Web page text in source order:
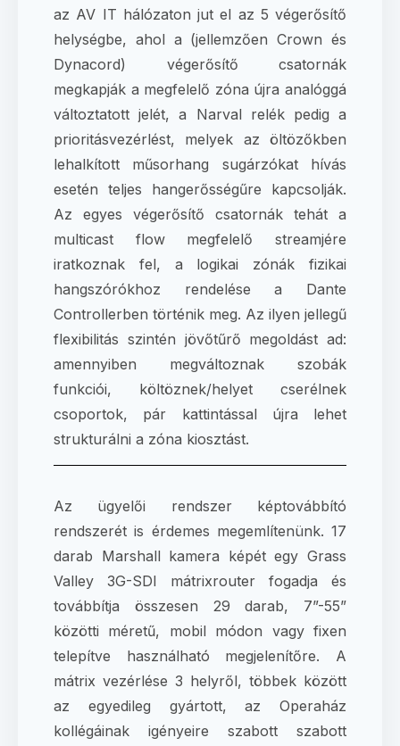
az AV IT hálózaton jut el az 5 végerősítő
helységbe, ahol a (jellemzően Crown és
Dynacord) végerősítő csatornák
megkapják a megfelelő zóna újra analóggá
változtatott jelét, a Narval relék pedig a
prioritásvezérlést, melyek az öltözőkben
lehalkított műsorhang sugárzókat hívás
esetén teljes hangerősségűre kapcsolják.
Az egyes végerősítő csatornák tehát a
multicast flow megfelelő streamjére
iratkoznak fel, a logikai zónák fizikai
hangszórókhoz rendelése a Dante
Controllerben történik meg. Az ilyen jellegű
flexibilitás szintén jövőtűrő megoldást ad:
amennyiben megváltoznak szobák
funkciói, költöznek/helyet cserélnek
csoportok, pár kattintással újra lehet
strukturálni a zóna kiosztást.
Az ügyelői rendszer képtovábbító
rendszerét is érdemes megemlítenünk. 17
darab Marshall kamera képét egy Grass
Valley 3G-SDI mátrixrouter fogadja és
továbbítja összesen 29 darab, 7”-55”
közötti méretű, mobil módon vagy fixen
telepítve használható megjelenítőre. A
mátrix vezérlése 3 helyről, többek között
az egyedileg gyártott, az Operaház
kollégáinak igényeire szabott szabott